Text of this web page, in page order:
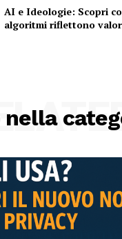
AI e Ideologie: Scopri
algoritmi riflettono